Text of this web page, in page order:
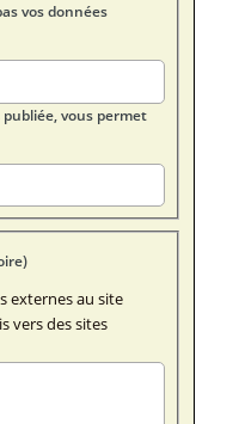
vos données
vous permet
externes au site
vers des sites